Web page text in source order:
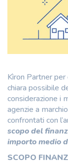
Kìron Partner
chiara possibile
considerazione i
agenzie a
confrontati con
scopo del
importo medio
SCOPO